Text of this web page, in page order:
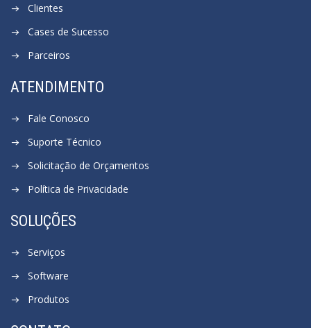
Clientes
Cases de Sucesso
Parceiros
ATENDIMENTO
Fale Conosco
Suporte Técnico
Solicitação de Orçamentos
Política de Privacidade
SOLUÇÕES
Serviços
Software
Produtos